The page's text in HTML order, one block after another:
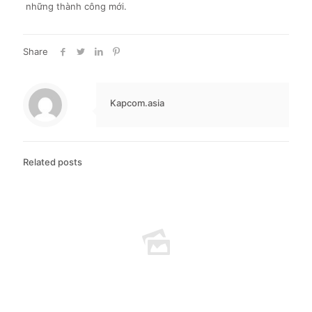
những thành công mới.
Share
Kapcom.asia
Related posts